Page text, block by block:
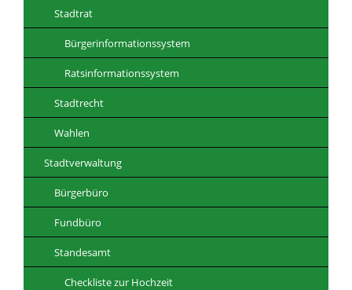
Stadtrat
Bürgerinformationssystem
Ratsinformationssystem
Stadtrecht
Wahlen
Stadtverwaltung
Bürgerbüro
Fundbüro
Standesamt
Checkliste zur Hochzeit